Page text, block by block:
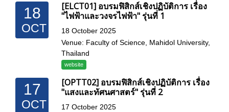
18
OCT
[ELCT01] อบรมฟิสิกส์เชิงปฏิบัติการ เรื่อง
"ไฟฟ้าและวงจรไฟฟ้า" รุ่นที่ 1
18 October 2025
Venue: Faculty of Science, Mahidol University,
Thailand
website
17
OCT
[OPTT02] อบรมฟิสิกส์เชิงปฏิบัติการ เรื่อง
"แสงและทัศนศาสตร์" รุ่นที่ 2
17 October 2025